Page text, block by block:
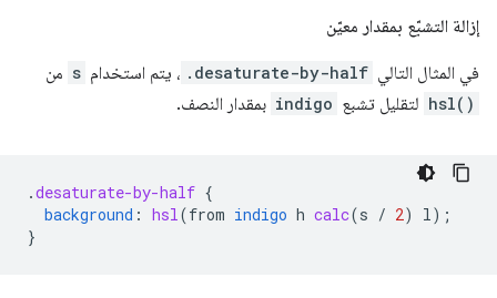
إزالة التشبّع بمقدار معيّن
في المثال التالي .desaturate-by-half ، يتم استخدام s من
hsl() لتقليل تشبع indigo بمقدار النصف.
.desaturate-by-half {
background : hsl (from indigo h calc(s / 2) l );
}